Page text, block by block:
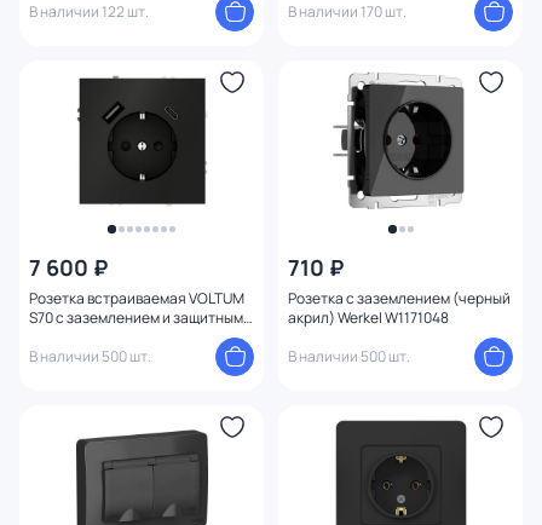
В наличии 122 шт.
1509270
В наличии 170 шт.
7 600 ₽
Розетка встраиваемая VOLTUM
S70 с заземлением и защитными
(черный матовый) VLS040508
В наличии 500 шт.
710 ₽
Розетка с заземлением (черный
акрил) Werkel W1171048
В наличии 500 шт.